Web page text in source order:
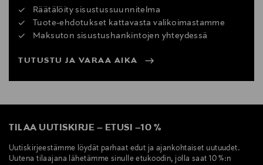
Räätälöity sisustussuunnitelma
Tuote-ehdotukset kattavasta valikoimastamme
Maksuton sisustushankintojen yhteydessä
TUTUSTU JA VARAA AIKA
TILAA UUTISKIRJE – ETUSI –10 %
Uutiskirjeestämme löydät parhaat edut ja ajankohtaiset uutuudet.
Uutena tilaajana lähetämme sinulle etukoodin, jolla saat 10 %:n